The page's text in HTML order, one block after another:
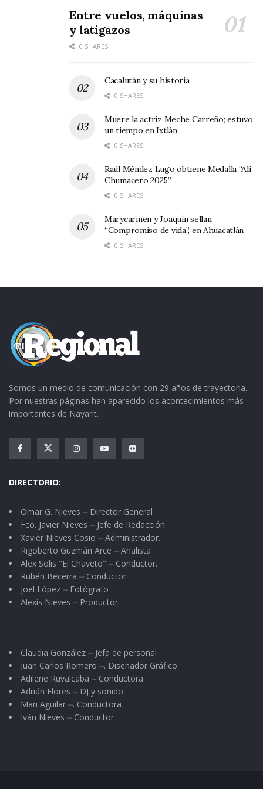
Entre vuelos, máquinas
y latigazos
0 SHARES
Cacalután y su historia
0 SHARES
Muere la actriz Meche Carreño; estuvo
un tiempo en Ixtlán
0 SHARES
Raúl Méndez Lugo obtiene Medalla “Alí
Chumacero 2025”
0 SHARES
Marycarmen y Joaquín sellan
“Compromiso de vida”, en Ahuacatlán
0 SHARES
Somos un medio de comunicación con 29 años de trayectoria.
Por nuestras páginas han aparecido los acontecimientos más
importantes de Nayarit.
DIRECTORIO:
Omar G. Nieves ⏤ Director General
Fco. Javier Nieves ⏤ Jefe de Redacción
Xavier Nieves Cosio ⏤ Administrador.
Rigoberto Guzmán Arce ⏤ Analista
Alex Solis "El Chaveto" ⏤ Conductor.
Rubén Becerra ⏤ Conductor
Joel López ⏤ Fotógrafo
Alexis Nieves ⏤ Productor
Claudia González ⏤ Jefa de personal
Juan Carlos Romero ⏤. Diseñador Gráfico
Adilene Ruvalcaba ⏤ Conductora
Adrián Flores ⏤ DJ y sonido.
Mari Aguilar ⏤. Conductora
Iván Nieves ⏤ Conductor